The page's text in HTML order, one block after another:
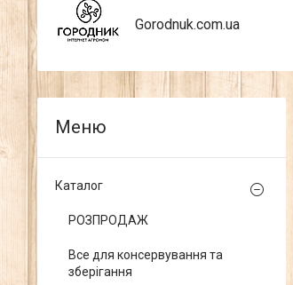
Gorodnuk.com.ua
Каталог
РОЗПРОДАЖ
Все для консервування та
зберігання